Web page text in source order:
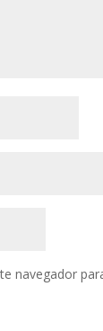
navegador